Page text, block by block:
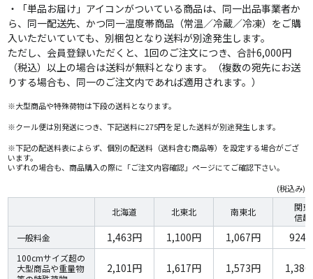
・「単品お届け」アイコンがついている商品は、同一出品事業者か
ら、同一配送先、かつ同一温度帯商品（常温／冷蔵／冷凍）をご購
入いただいていても、別梱包となり送料が別途発生します。
ただし、会員登録いただくと、1回のご注文につき、合計6,000円
（税込）以上の場合は送料が無料となります。（複数の宛先にお送
りする場合も、同一のご注文内であれば適用されます。）
※大型商品や特殊荷物は下段の送料となります。
※クール便は別発送につき、下記送料に275円を足した送料が別途発生します。
※下記の配送料表によらず、個別の配送料（送料含む商品等）を設定する場合がござ
います。
いずれの場合も、商品購入の際に「ご注文内容確認」ページにてご確認下さい。
(税込み)
北海道 北東北 南東北
関東
信越
一般料金
1,463円 1,100円 1,067円 924
100cmサイズ超の
大型商品や重量物
2,101円 1,617円 1,573円 1,386